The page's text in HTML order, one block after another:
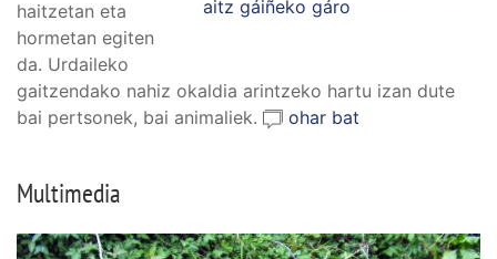
aitz gáiñeko gáro
haitzetan eta
hormetan egiten
da. Urdaileko
gaitzendako nahiz okaldia arintzeko hartu izan dute
bai pertsonek, bai animaliek.
ohar bat
Multimedia